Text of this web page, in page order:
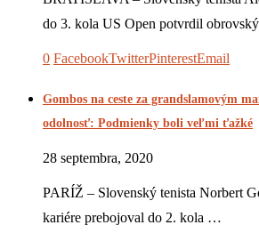
do 3. kola US Open potvrdil
0 FacebookTwitterPinterestEmail
Gombos na ceste za grandslamovým
odolnosť: Podmienky boli veľmi ťažké
28 septembra, 2020
PARÍŽ – Slovenský tenista Norbert
kariére prebojoval do 2. kola …